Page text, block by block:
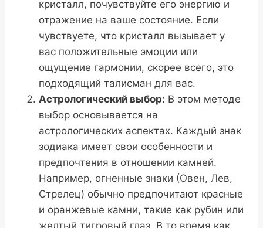
кристалл, почувствуйте его энергию и
отражение на ваше состояние. Если
чувствуете, что кристалл вызывает у
вас положительные эмоции или
ощущение гармонии, скорее всего, это
подходящий талисман для вас.
Астрологический выбор: В этом методе
выбор основывается на
астрологических аспектах. Каждый знак
зодиака имеет свои особенности и
предпочтения в отношении камней.
Например, огненные знаки (Овен, Лев,
Стрелец) обычно предпочитают красные
и оранжевые камни, такие как рубин или
желтый тигровый глаз. В то время как